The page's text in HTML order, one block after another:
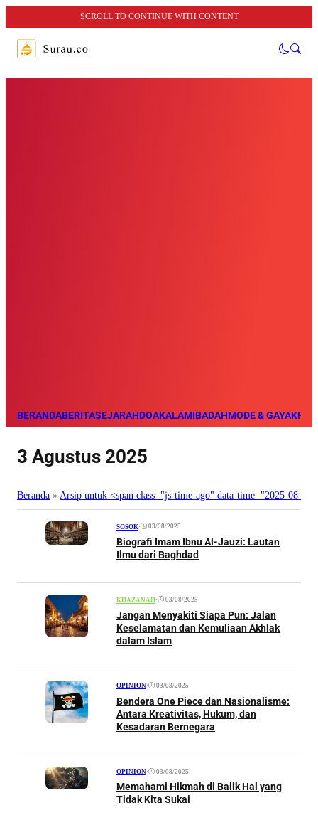
SCROLL TO CONTINUE WITH CONTENT
BERANDABERITASEJARAHDOAKALAMIBADAHMODE & GAYA
3 Agustus 2025
Beranda » Arsip untuk <span class="js-time-ago" data-time="2025-08-
SOSOK• 03/08/2025
Biografi Imam Ibnu Al-Jauzi: Lautan
Ilmu dari Baghdad
KHAZANAH• 03/08/2025
Jangan Menyakiti Siapa Pun: Jalan
Keselamatan dan Kemuliaan Akhlak
dalam Islam
OPINION• 03/08/2025
Bendera One Piece dan Nasionalisme:
Antara Kreativitas, Hukum, dan
Kesadaran Bernegara
OPINION• 03/08/2025
Memahami Hikmah di Balik Hal yang
Tidak Kita Sukai